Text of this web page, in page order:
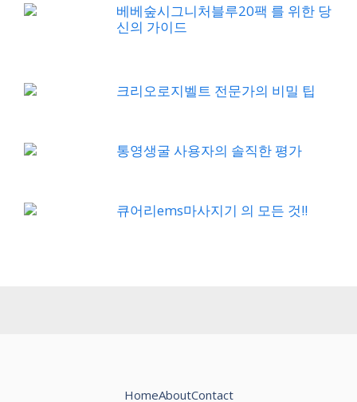
베베숲시그니처블루20팩 를 위한 당
신의 가이드
크리오로지벨트 전문가의 비밀 팁
통영생굴 사용자의 솔직한 평가
큐어리ems마사지기 의 모든 것!!
HomeAboutContact